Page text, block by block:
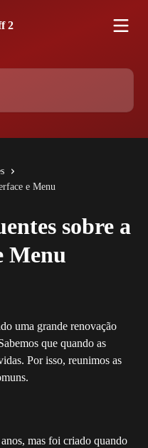
e Menu
sobre a
Menu
uma grande renovação
que quando as
Por isso, reunimos as
mas foi criado quando